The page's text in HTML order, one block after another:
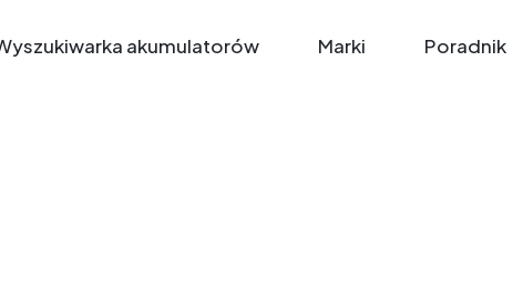
akumulatorów Marki Poradnik